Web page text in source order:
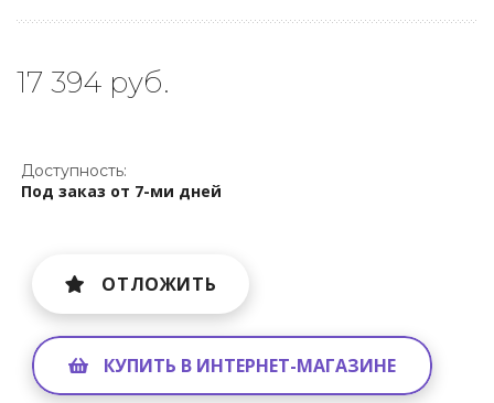
17 394 руб.
Доступность:
Под заказ от 7-ми дней
ОТЛОЖИТЬ
КУПИТЬ В ИНТЕРНЕТ-МАГАЗИНЕ